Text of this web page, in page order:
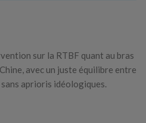
sur la RTBF quant au bras
avec un juste équilibre entre
aprioris idéologiques.